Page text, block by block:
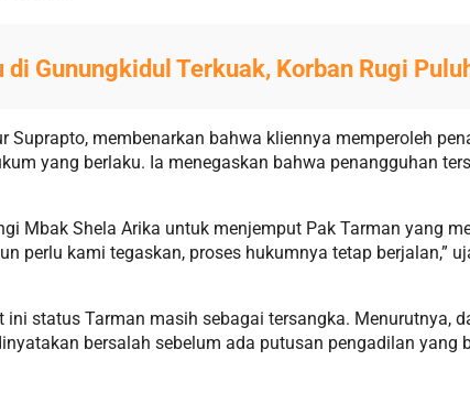
di Gunungkidul Terkuak, Korban Rugi
Suprapto, membenarkan bahwa kliennya memperoleh
yang berlaku. Ia menegaskan bahwa penangguhan
Mbak Shela Arika untuk menjemput Pak Tarman yang
perlu kami tegaskan, proses hukumnya tetap berjalan,”
ini status Tarman masih sebagai tersangka. Menurutnya,
bersalah sebelum ada putusan pengadilan yang